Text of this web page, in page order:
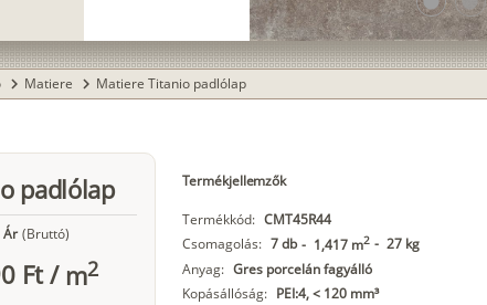
chevron_right Matiere chevron_right Matiere Titanio padlólap
padlólap
Ár (Bruttó)
Ft/ m2
Termékjellemzők
Termékkód: CMT45R44
Csomagolás: 7 db - 1,417 m2 - 27 kg
Anyag: Gres porcelán fagyálló
Kopásállóság: PEI:4, < 120 mm³